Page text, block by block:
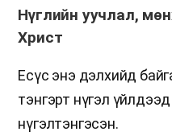
Нүглийн уучлал,
Христ
Есүс энэ дэлхийд
тэнгэрт нүгэл
нүгэлтэнгэсэн.